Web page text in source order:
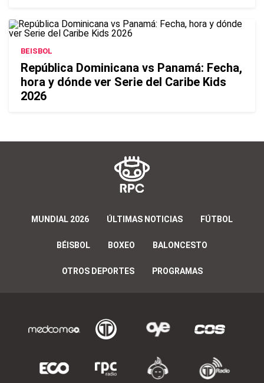
BEISBOL
República Dominicana vs Panamá: Fecha,
hora y dónde ver Serie del Caribe Kids
2026
MUNDIAL 2026 ÚLTIMAS NOTICIAS FÚTBOL
BÉISBOL BOXEO BALONCESTO
OTROS DEPORTES PROGRAMAS